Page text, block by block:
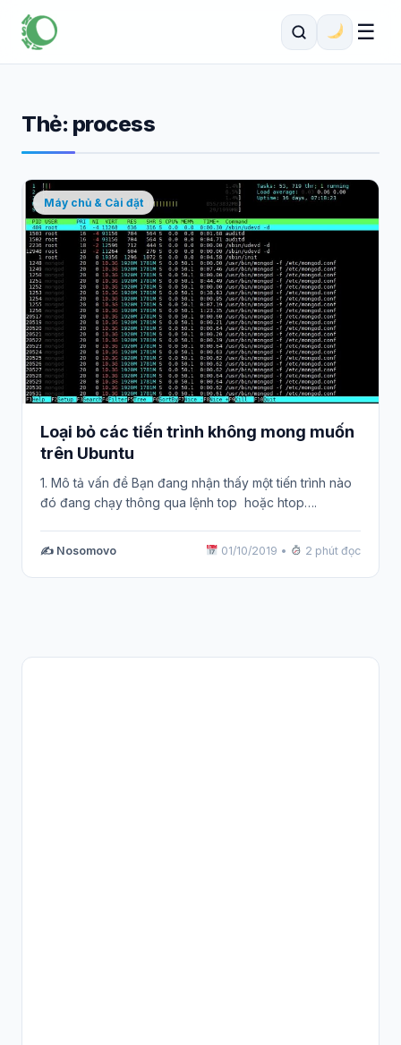
☰
Thẻ: process
Máy chủ & Cài đặt
Loại bỏ các tiến trình không mong muốn
trên Ubuntu
1. Mô tả vấn đề Bạn đang nhận thấy một tiến trình nào
đó đang chạy thông qua lệnh top hoặc htop….
✍️ Nosomovo 01/10/2019 • 2 phút đọc